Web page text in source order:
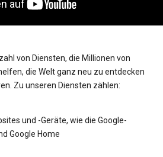
von Diensten, die Millionen von
die Welt ganz neu zu entdecken
Zu unseren Diensten zählen:
und -Geräte, wie die Google-
Google Home